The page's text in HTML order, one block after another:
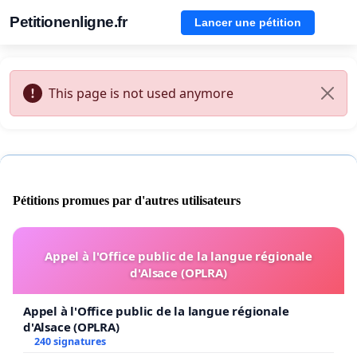
Petitionenligne.fr Lancer une pétition
This page is not used anymore
Pétitions promues par d'autres utilisateurs
Appel à l'Office public de la langue régionale
d'Alsace (OPLRA)
Appel à l'Office public de la langue régionale
d'Alsace (OPLRA)
240 signatures